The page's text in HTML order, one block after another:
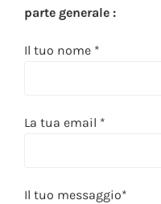
parte generale :
Il tuo nome *
La tua email *
Il tuo messaggio*